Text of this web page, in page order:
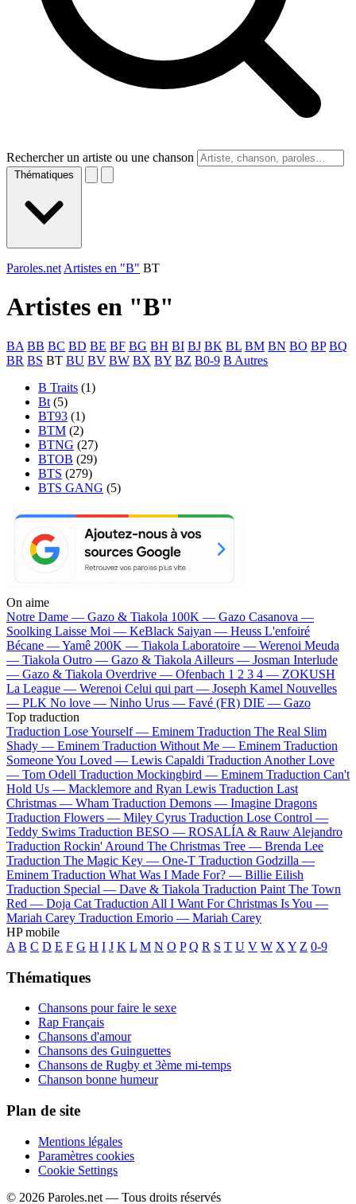
Rechercher un artiste ou une chanson
Thématiques
Paroles.net Artistes en "B" BT
Artistes en "B"
BA BB BC BD BE BF BG BH BI BJ BK BL BM BN BO BP BQ
BR BS BT BU BV BW BX BY BZ B0-9 B Autres
B Traits (1)
Bt (5)
BT93 (1)
BTM (2)
BTNG (27)
BTOB (29)
BTS (279)
BTS GANG (5)
On aime
Notre Dame — Gazo & Tiakola 100K — Gazo Casanova —
Soolking Laisse Moi — KeBlack Saiyan — Heuss L'enfoiré
Bécane —Yamê 200K — Tiakola Laboratoire — Werenoi Meuda
— Tiakola Outro — Gazo & Tiakola Ailleurs — Josman Interlude
— Gazo & Tiakola Overdrive — Ofenbach 1 2 3 4 — ZOKUSH
La League — Werenoi Celui qui part — Joseph Kamel Nouvelles
— PLK No love — Ninho Urus — Favé (FR) DIE — Gazo
Top traduction
Traduction Lose Yourself — Eminem Traduction The Real Slim
Shady — Eminem Traduction Without Me — Eminem Traduction
Someone You Loved — Lewis Capaldi Traduction Another Love
— Tom Odell Traduction Mockingbird — Eminem Traduction Can't
Hold Us — Macklemore and Ryan Lewis Traduction Last
Christmas — Wham Traduction Demons — Imagine Dragons
Traduction Flowers — Miley Cyrus Traduction Lose Control —
Teddy Swims Traduction BESO — ROSALÍA & Rauw Alejandro
Traduction Rockin' Around The Christmas Tree — Brenda Lee
Traduction The Magic Key — One-T Traduction Godzilla —
Eminem Traduction What Was I Made For? — Billie Eilish
Traduction Special — Dave & Tiakola Traduction Paint The Town
Red — Doja Cat Traduction All I Want For Christmas Is You —
Mariah Carey Traduction Emorio — Mariah Carey
HP mobile
A B C D E F G H I J K L M N O P Q R S T U V W X Y Z 0-9
Thématiques
Chansons pour faire le sexe
Rap Français
Chansons d'amour
Chansons des Guinguettes
Chansons de Rugby et 3ème mi-temps
Chanson bonne humeur
Plan de site
Mentions légales
Paramètres cookies
Cookie Settings
© 2026 Paroles.net — Tous droits réservés